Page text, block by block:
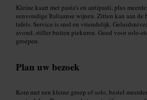
Kleine kaart met pasta's en antipasti, plus
eenvoudige Italiaanse wijnen. Zitten kan aan de
tafels. Service is snel en vriendelijk.
avond, stiller buiten piekuren. Goed voor solo-
groepen.
Plan uw bezoek
Kom met een kleine groep of solo, bestel